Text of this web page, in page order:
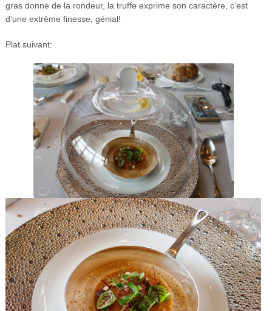
gras donne de la rondeur, la truffe exprime son caractère, c’est
d’une extrême finesse, génial!
Plat suivant: